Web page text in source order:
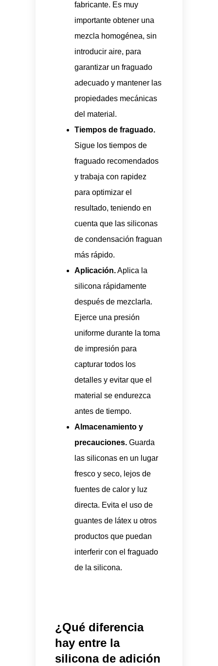
fabricante. Es muy
importante obtener una
mezcla homogénea, sin
introducir aire, para
garantizar un fraguado
adecuado y mantener las
propiedades mecánicas
del material.
Tiempos de fraguado.
Sigue los tiempos de
fraguado recomendados
y trabaja con rapidez
para optimizar el
resultado, teniendo en
cuenta que las siliconas
de condensación fraguan
más rápido.
Aplicación.Aplica la
silicona rápidamente
después de mezclarla.
Ejerce una presión
uniforme durante la toma
de impresión para
capturar todos los
detalles y evitar que el
material se endurezca
antes de tiempo.
Almacenamiento y
precauciones.Guarda
las siliconas en un lugar
fresco y seco, lejos de
fuentes de calor y luz
directa. Evita el uso de
guantes de látex u otros
productos que puedan
interferir con el fraguado
de la silicona.
¿Qué diferencia
hay entre la
silicona de adición